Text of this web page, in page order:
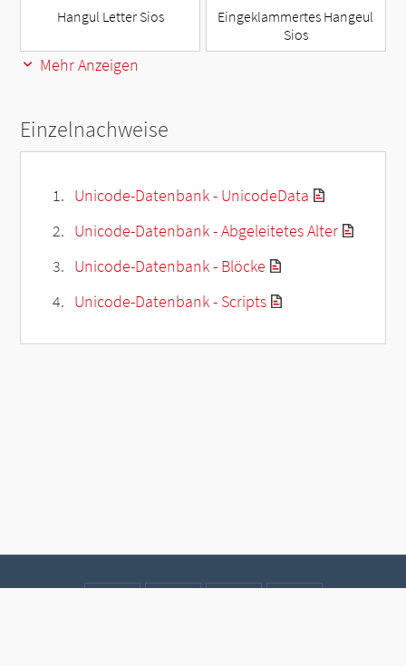
Hangul Letter Sios
Eingeklammertes Hangeul
Sios
Mehr Anzeigen
Einzelnachweise
Unicode-Datenbank - UnicodeData
Unicode-Datenbank - Abgeleitetes Alter
Unicode-Datenbank - Blöcke
Unicode-Datenbank - Scripts